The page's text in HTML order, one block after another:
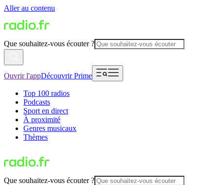
Aller au contenu
Que souhaitez-vous écouter ?
Ouvrir l'appDécouvrir Prime
Top 100 radios
Podcasts
Sport en direct
À proximité
Genres musicaux
Thèmes
Que souhaitez-vous écouter ?